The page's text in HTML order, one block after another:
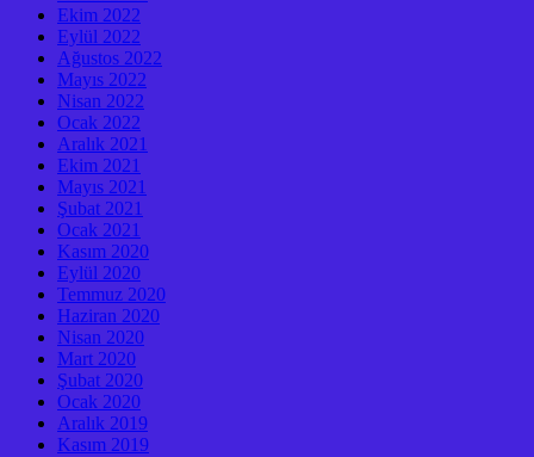
Ekim 2022
Eylül 2022
Ağustos 2022
Mayıs 2022
Nisan 2022
Ocak 2022
Aralık 2021
Ekim 2021
Mayıs 2021
Şubat 2021
Ocak 2021
Kasım 2020
Eylül 2020
Temmuz 2020
Haziran 2020
Nisan 2020
Mart 2020
Şubat 2020
Ocak 2020
Aralık 2019
Kasım 2019